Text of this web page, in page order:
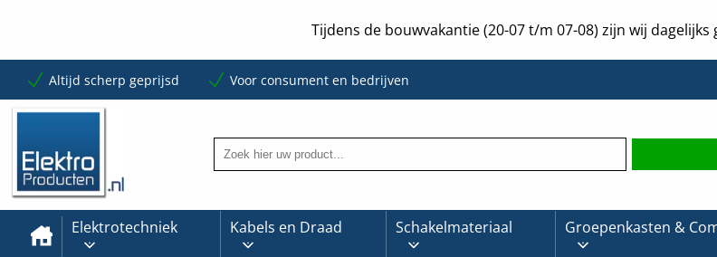
Tijdens de bouwvakantie (20-07 t/m 07-08) zijn wij
Altijd scherp geprijsd Voor consument en bedrijven
Elektrotechniek Kabels en Draad Schakelmateriaal Groepenkasten &